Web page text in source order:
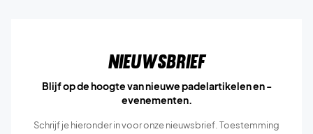
Nieuwsbrief
Blijf op de hoogte van nieuwe padelartikelen en -
evenementen.
Schrijf je hieronder in voor onze nieuwsbrief. Toestemming